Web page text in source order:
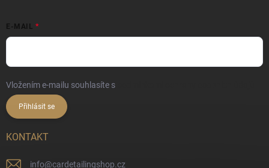
E-MAIL
Vložením e-mailu souhlasíte s
Přihlásit se
KONTAKT
info@cardetailingshop.cz